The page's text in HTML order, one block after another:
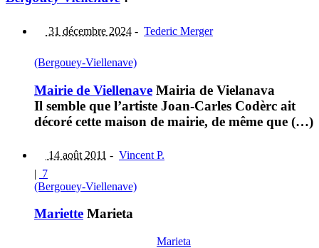
31 décembre 2024 - Tederic Merger
(Bergouey-Viellenave)
Mairie de Viellenave Mairia de Vielanava
Il semble que l’artiste Joan-Carles Codèrc ait
décoré cette maison de mairie, de même que (…)
14 août 2011 - Vincent P.
| 7
(Bergouey-Viellenave)
Mariette Marieta
Marieta